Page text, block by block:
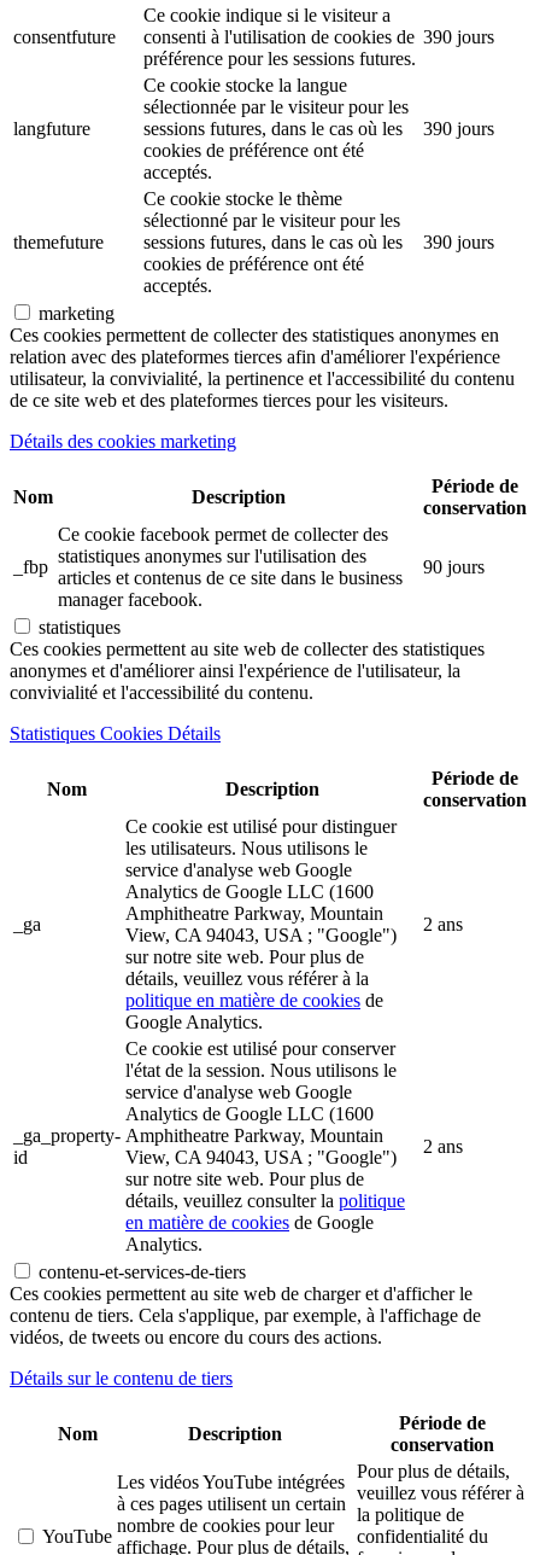
consentfuture
Ce cookie indique si le visiteur a
consenti à l'utilisation de cookies de
préférence pour les sessions futures.
390 jours
langfuture
Ce cookie stocke la langue
sélectionnée par le visiteur pour les
sessions futures, dans le cas où les
cookies de préférence ont été
acceptés.
390 jours
themefuture
Ce cookie stocke le thème
sélectionné par le visiteur pour les
sessions futures, dans le cas où les
cookies de préférence ont été
acceptés.
390 jours
marketing
Ces cookies permettent de collecter des statistiques anonymes en
relation avec des plateformes tierces afin d'améliorer l'expérience
utilisateur, la convivialité, la pertinence et l'accessibilité du contenu
de ce site web et des plateformes tierces pour les visiteurs.
Détails des cookies marketing
Nom Description
Période de
conservation
_fbp
Ce cookie facebook permet de collecter des
statistiques anonymes sur l'utilisation des
articles et contenus de ce site dans le business
manager facebook.
90 jours
statistiques
Ces cookies permettent au site web de collecter des statistiques
anonymes et d'améliorer ainsi l'expérience de l'utilisateur, la
convivialité et l'accessibilité du contenu.
Statistiques Cookies Détails
Nom Description
Période de
conservation
_ga
Ce cookie est utilisé pour distinguer
les utilisateurs. Nous utilisons le
service d'analyse web Google
Analytics de Google LLC (1600
Amphitheatre Parkway, Mountain
View, CA 94043, USA ; "Google")
sur notre site web. Pour plus de
détails, veuillez vous référer à la
politique en matière de cookies de
Google Analytics.
2 ans
_ga_property-
id
Ce cookie est utilisé pour conserver
l'état de la session. Nous utilisons le
service d'analyse web Google
Analytics de Google LLC (1600
Amphitheatre Parkway, Mountain
View, CA 94043, USA ; "Google")
sur notre site web. Pour plus de
détails, veuillez consulter la politique
en matière de cookies de Google
Analytics.
2 ans
contenu-et-services-de-tiers
Ces cookies permettent au site web de charger et d'afficher le
contenu de tiers. Cela s'applique, par exemple, à l'affichage de
vidéos, de tweets ou encore du cours des actions.
Détails sur le contenu de tiers
Nom Description
Période de
conservation
YouTube
Les vidéos YouTube intégrées
à ces pages utilisent un certain
nombre de cookies pour leur
affichage. Pour plus de détails,
Pour plus de détails,
veuillez vous référer à
la politique de
confidentialité du